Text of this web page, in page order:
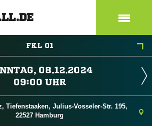
FKL 01

 
Tiefenstaaken, Julius-Vosseler-Str. 195,
22527 Hamburg